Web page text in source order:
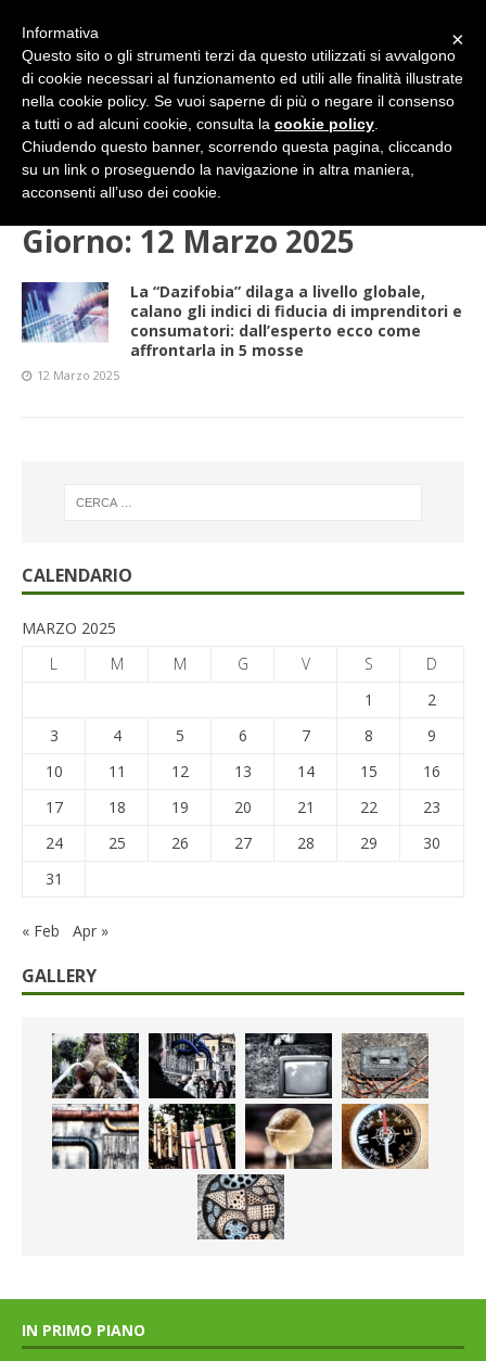
2025 MARZO
Giorno: 12 Marzo 2025
La “Dazifobia” dilaga a livello globale,
calano gli indici di fiducia di imprenditori e
consumatori: dall’esperto ecco come
affrontarla in 5 mosse
12 Marzo 2025
CALENDARIO
MARZO 2025
L
M M G V S
D
1
2
3
4 5 6 7 8
9
10
11 12 13 14 15
16
17
18 19 20 21 22
23
24
25 26 27 28 29
30
31
« Feb Apr »
GALLERY
IN PRIMO PIANO
×
Informativa
Questo sito o gli strumenti terzi da questo utilizzati si avvalgono
di cookie necessari al funzionamento ed utili alle finalità illustrate
nella cookie policy. Se vuoi saperne di più o negare il consenso
a tutti o ad alcuni cookie, consulta la cookie policy
Chiudendo questo banner, scorrendo questa pagina, cliccando
su un link o proseguendo la navigazione in altra maniera,
acconsenti all’uso dei cookie.